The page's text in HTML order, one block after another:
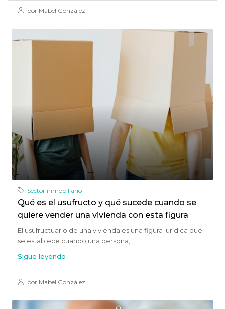
por Mabel González
Sector inmobiliario
Qué es el usufructo y qué sucede cuando se
quiere vender una vivienda con esta figura
El usufructuario de una vivienda es una figura jurídica que
se establece cuando una persona,...
Sigue leyendo
por Mabel González